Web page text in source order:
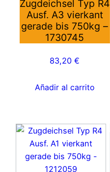
Zugdeichsel Typ R4
Ausf. A3 vierkant
gerade bis 750kg –
1730745
83,20€
Añadir al carrito